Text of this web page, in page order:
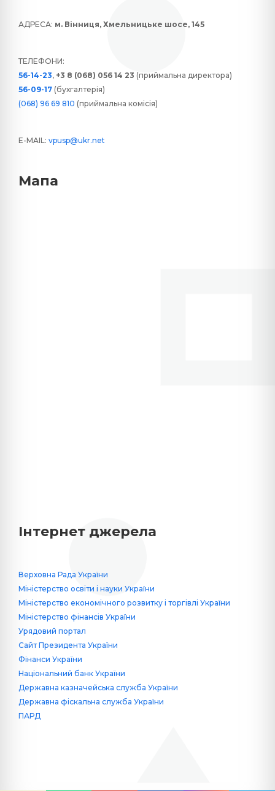
АДРЕСА: м. Вінниця, Хмельницьке шосе, 145
ТЕЛЕФОНИ:
56-14-23, +3 8 (068) 056 14 23 (приймальна директора)
56-09-17 (бухгалтерія)
(068) 96 69 810 (приймальна комісія)
E-MAIL: vpusp@ukr.net
Мапа
Інтернет джерела
Верховна Рада України
Міністерство освіти і науки України
Міністерство економічного розвитку і торгівлі України
Міністерство фінансів України
Урядовий портал
Сайт Президента України
Фінанси України
Національний банк України
Державна казначейська служба України
Державна фіскальна служба України
ПАРД